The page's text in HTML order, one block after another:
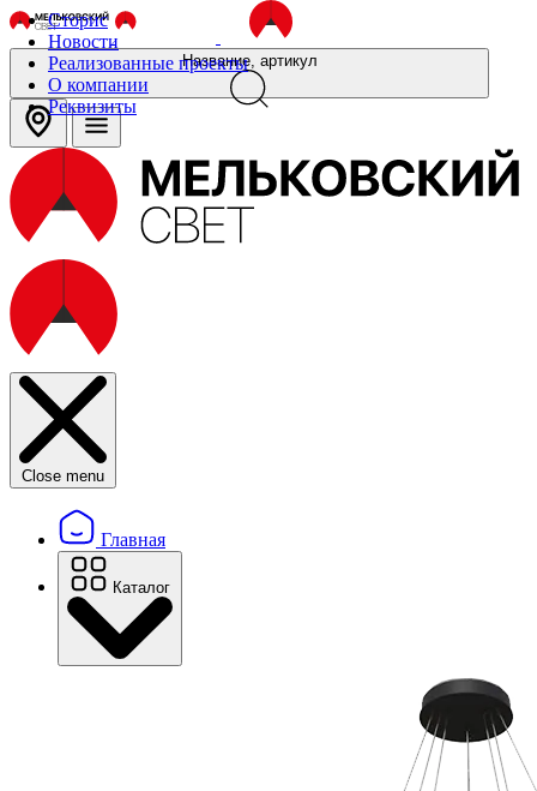
Сторис
Новости
Реализованные проекты
О компании
Реквизиты
Название, артикул
Close menu
Главная
Каталог